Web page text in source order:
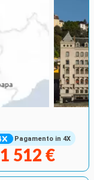
Pagamento in 4X
1 512 €